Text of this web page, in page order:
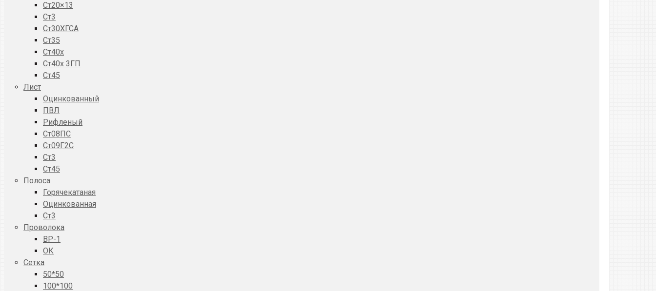
Ст20×13
Ст3
Ст30ХГСА
Ст35
Ст40х
Ст40х 3ГП
Ст45
Лист
Оцинкованный
ПВЛ
Рифленый
Ст08ПС
Ст09Г2С
Ст3
Ст45
Полоса
Горячекатаная
Оцинкованная
Ст3
Проволока
ВР-1
ОК
Сетка
50*50
100*100